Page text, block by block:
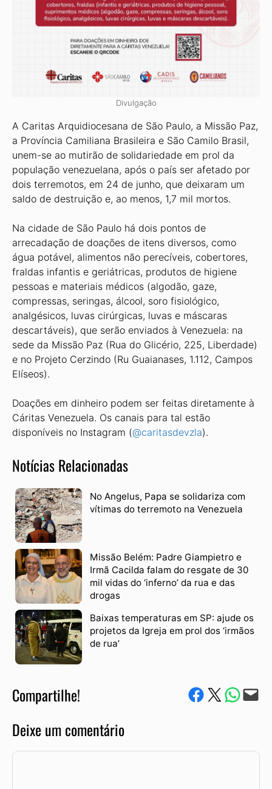
Divulgação
A Caritas Arquidiocesana de São Paulo, a Missão Paz,
a Província Camiliana Brasileira e São Camilo Brasil,
unem-se ao mutirão de solidariedade em prol da
população venezuelana, após o país ser afetado por
dois terremotos, em 24 de junho, que deixaram um
saldo de destruição e, ao menos, 1,7 mil mortos.
Na cidade de São Paulo há dois pontos de
arrecadação de doações de itens diversos, como
água potável, alimentos não perecíveis, cobertores,
fraldas infantis e geriátricas, produtos de higiene
pessoas e materiais médicos (algodão, gaze,
compressas, seringas, álcool, soro fisiológico,
analgésicos, luvas cirúrgicas, luvas e máscaras
descartáveis), que serão enviados à Venezuela: na
sede da Missão Paz (Rua do Glicério, 225, Liberdade)
e no Projeto Cerzindo (Ru Guaianases, 1.112, Campos
Elíseos).
Doações em dinheiro podem ser feitas diretamente à
Cáritas Venezuela. Os canais para tal estão
disponíveis no Instagram (@caritasdevzla).
Notícias Relacionadas
No Angelus, Papa se solidariza com
vítimas do terremoto na Venezuela
Missão Belém: Padre Giampietro e
Irmã Cacilda falam do resgate de 30
mil vidas do ‘inferno’ da rua e das
drogas
Baixas temperaturas em SP: ajude os
projetos da Igreja em prol dos ‘irmãos
de rua’
Compartilhe! Compartilhe no Facebook
Compartilhe no Twitter
Compartile via
Envie via e-mail
Deixe um comentário
Comentário